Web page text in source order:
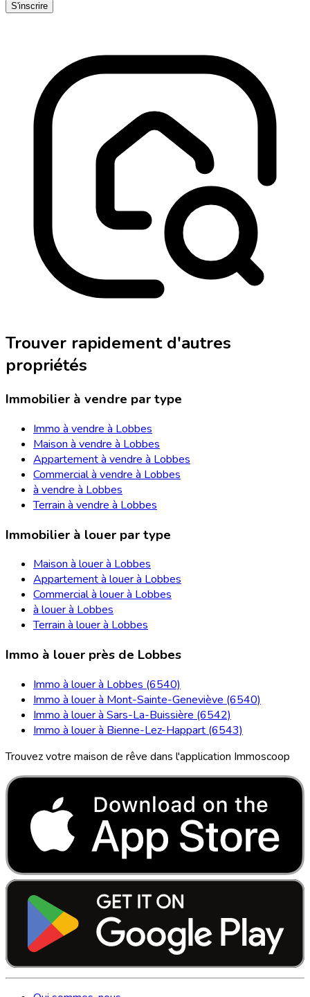
S'inscrire
Trouver rapidement d'autres
propriétés
Immobilier à vendre par type
Immo à vendre à Lobbes
Maison à vendre à Lobbes
Appartement à vendre à Lobbes
Commercial à vendre à Lobbes
à vendre à Lobbes
Terrain à vendre à Lobbes
Immobilier à louer par type
Maison à louer à Lobbes
Appartement à louer à Lobbes
Commercial à louer à Lobbes
à louer à Lobbes
Terrain à louer à Lobbes
Immo à louer près de Lobbes
Immo à louer à Lobbes (6540)
Immo à louer à Mont-Sainte-Geneviève (6540)
Immo à louer à Sars-La-Buissière (6542)
Immo à louer à Bienne-Lez-Happart (6543)
Trouvez votre maison de rêve dans l'application Immoscoop